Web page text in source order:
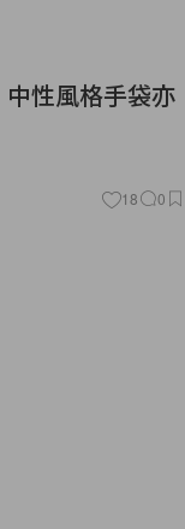
性風格手袋亦
18 0